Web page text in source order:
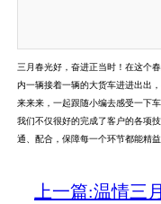
三月春光好，奋进正当时！ 在这个
内一辆接着一辆的大货车进进出出
来来来，一起跟随小编去感受一下
我们不仅很好的完成了客户的各项
通、配合，保障每一个环节都能精益
上一篇:温情三月